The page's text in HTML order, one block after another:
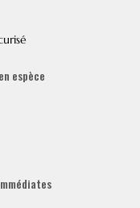
espèce